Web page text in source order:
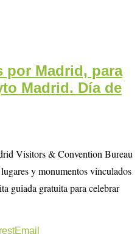
por Madrid, para
Madrid. Día de
Visitors & Convention Bureau
y monumentos vinculados
guiada gratuita para celebrar
Email